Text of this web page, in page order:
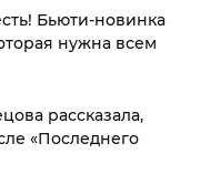
Бьюти-новинка
нужна всем
рассказала,
«Последнего